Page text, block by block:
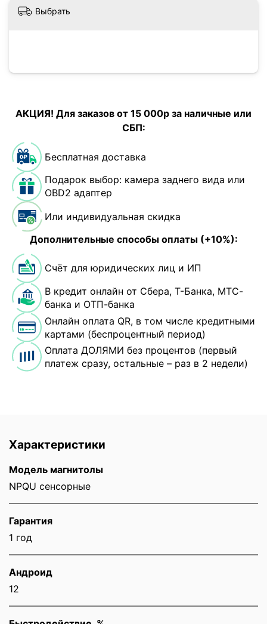
Выбрать
АКЦИЯ! Для заказов от 15 000р за наличные или
СБП:
Бесплатная доставка
Подарок выбор: камера заднего вида или
OBD2 адаптер
Или индивидуальная скидка
Дополнительные способы оплаты (+10%):
Счёт для юридических лиц и ИП
В кредит онлайн от Сбера, Т-Банка, МТС-
банка и ОТП-банка
Онлайн оплата QR, в том числе кредитными
картами (беспроцентный период)
Оплата ДОЛЯМИ без процентов (первый
платеж сразу, остальные – раз в 2 недели)
Характеристики
Модель магнитолы
NPQU сенсорные
Гарантия
1 год
Андроид
12